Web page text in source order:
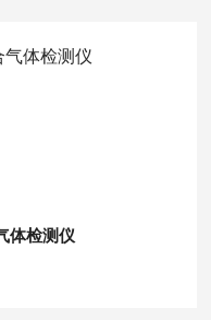
体检测仪